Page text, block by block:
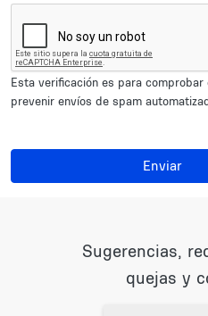
Esta verificación es para
prevenir envíos de spam
Enviar
Sugerencias,
quejas y